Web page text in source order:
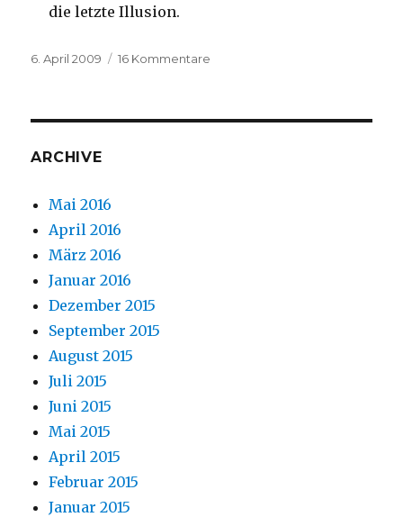
die letzte Illusion.
Veröffentlicht
6. April 2009 16 Kommentare
ARCHIVE
Mai 2016
April 2016
März 2016
Januar 2016
Dezember 2015
September 2015
August 2015
Juli 2015
Juni 2015
Mai 2015
April 2015
Februar 2015
Januar 2015